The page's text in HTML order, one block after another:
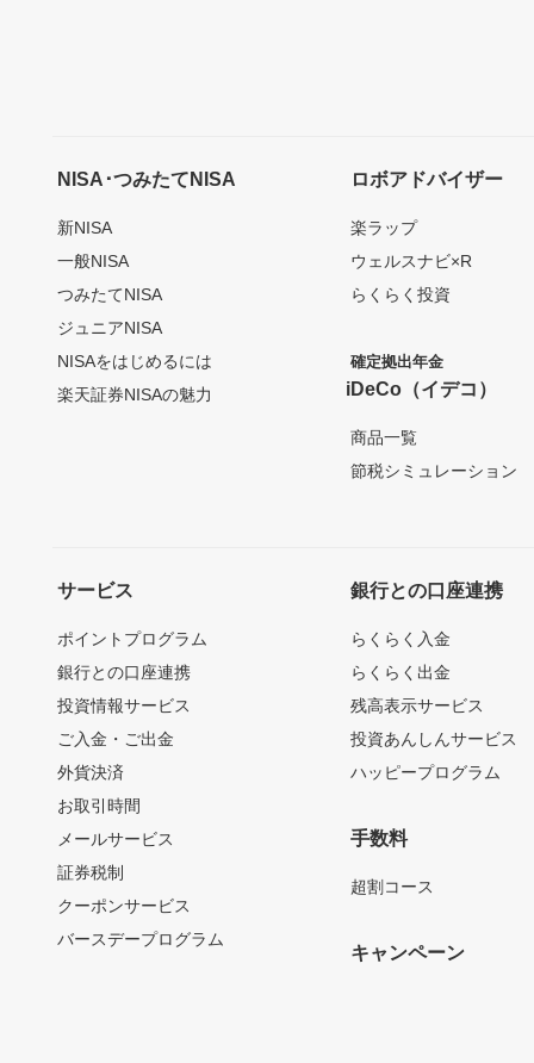
NISA･つみたてNISA
新NISA
一般NISA
つみたてNISA
ジュニアNISA
NISAをはじめるには
楽天証券NISAの魅力
ロボアドバイザー
楽ラップ
ウェルスナビ×R
らくらく投資
確定拠出年金
iDeCo（イデコ）
商品一覧
節税シミュレーション
サービス
ポイントプログラム
銀行との口座連携
投資情報サービス
ご入金・ご出金
外貨決済
お取引時間
メールサービス
証券税制
クーポンサービス
バースデープログラム
銀行との口座連携
らくらく入金
らくらく出金
残高表示サービス
投資あんしんサービス
ハッピープログラム
手数料
超割コース
キャンペーン